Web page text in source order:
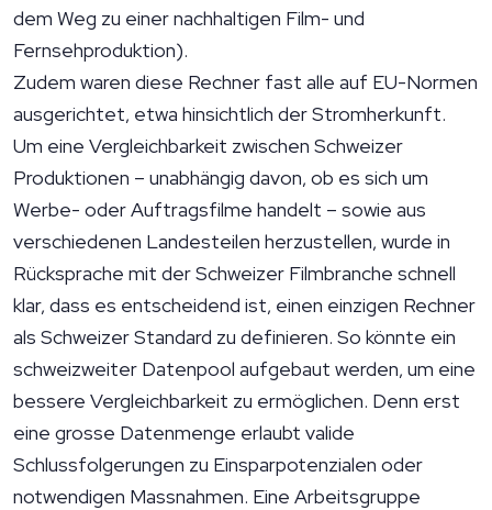
dem Weg zu einer nachhaltigen Film- und
Fernsehproduktion).
Zudem waren diese Rechner fast alle auf EU-Normen
ausgerichtet, etwa hinsichtlich der Stromherkunft.
Um eine Vergleichbarkeit zwischen Schweizer
Produktionen – unabhängig davon, ob es sich um
Werbe- oder Auftragsfilme handelt – sowie aus
verschiedenen Landesteilen herzustellen, wurde in
Rücksprache mit der Schweizer Filmbranche schnell
klar, dass es entscheidend ist, einen einzigen Rechner
als Schweizer Standard zu definieren. So könnte ein
schweizweiter Datenpool aufgebaut werden, um eine
bessere Vergleichbarkeit zu ermöglichen. Denn erst
eine grosse Datenmenge erlaubt valide
Schlussfolgerungen zu Einsparpotenzialen oder
notwendigen Massnahmen. Eine Arbeitsgruppe